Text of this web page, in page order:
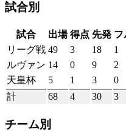
試合別
試合 出場 得点 先発 フ
リーグ戦 49 3 18 1
ルヴァン 14 0 9 2
天皇杯
5 1 3 0
計
68 4 30 3
チーム別